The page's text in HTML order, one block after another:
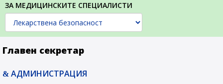
ЗА МЕДИЦИНСКИТЕ СПЕЦИАЛИСТИ
Главен секретар
АДМИНИСТРАЦИЯ